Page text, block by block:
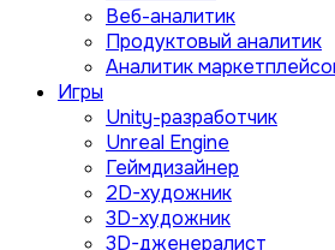
Веб-аналитик
Продуктовый аналитик
Аналитик
Игры
Unity-разработчик
Unreal Engine
Геймдизайнер
2D-художник
3D-художник
3D-дженералист